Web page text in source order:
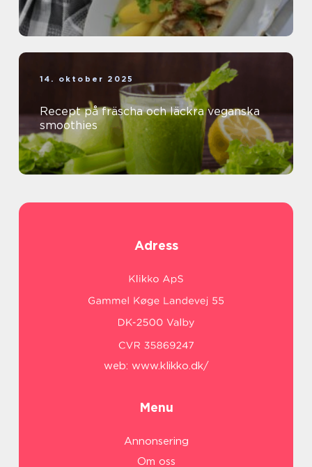
14. oktober 2025
Recept på fräscha och läckra veganska
smoothies
Adress
web: www.klikko.dk/
Menu
Annonsering
Om oss